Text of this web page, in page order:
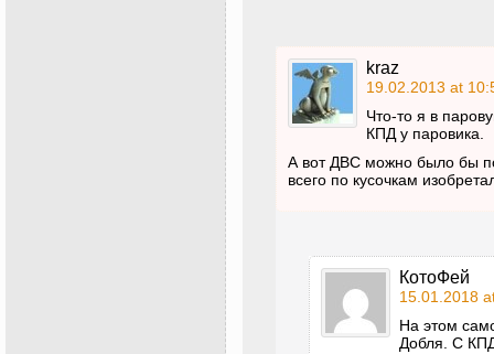
kraz
19.02.2013 at
Что-то я в
КПД у паровика.
А вот ДВС можно было бы
всего по кусочкам
КотоФей
15.01.2018
На этом
Добля. С